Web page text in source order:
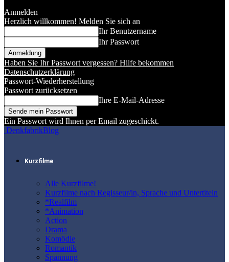
Anmelden
Herzlich willkommen! Melden Sie sich an
Ihr Benutzername
Ihr Passwort
Haben Sie Ihr Passwort vergessen? Hilfe bekommen
Datenschutzerklärung
Passwort-Wiederherstellung
Passwort zurücksetzen
Ihre E-Mail-Adresse
Ein Passwort wird Ihnen per Email zugeschickt.
DenkfabrikBlog
Kurzfilme
Alle Kurzfilme!
Kurzfilme nach Regisseur/in, Sprache und Untertiteln
*Realfilm
*Animation
Action
Drama
Komödie
Romantik
Spannung